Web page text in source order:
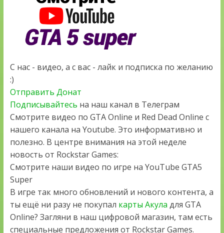
С нас - видео, а с вас - лайк и подписка по желанию
:)
Отправить Донат
Подписывайтесь на наш канал в Телеграм
Смотрите видео по GTA Online и Red Dead Online с
нашего канала на Youtube. Это информативно и
полезно. В центре внимания на этой неделе
новость от Rockstar Games:
Смотрите наши видео по игре на YouTube GTA5
Super
В игре так много обновлений и нового контента, а
ты ещё ни разу не покупал карты Акула для GTA
Online? Загляни в наш цифровой магазин, там есть
специальные предложения от Rockstar Games.